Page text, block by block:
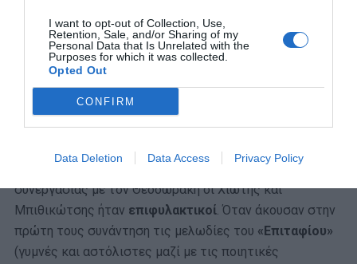
I want to opt-out of Collection, Use,
Retention, Sale, and/or Sharing of my
Personal Data that Is Unrelated with the
Purposes for which it was collected.
Opted Out
CONFIRM
Data Deletion Data Access Privacy Policy
Ακόμα πιοπολύτιμοόμως (πέρα από την καλλιτεχνική
του αξία) το συγκεκριμένο τραγούδι έχει αποδειχθεί και
για έναν ακόμα λόγο. Διότι στο ξεκίνημα της
συνεργασίας με τον Θεοδωράκη οι Χιώτης και
Μπιθικώτσης ήταν επιφυλακτικοί. Όταν άκουσαν στην
πρώτη τους συνάντηση τις μελωδίες του «Επιταφίου»
(γυμνές και αστόλιστες μαζί με τις ποιητικές